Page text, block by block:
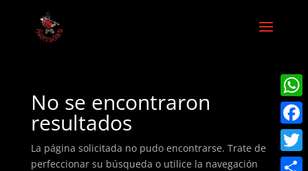
No se encontraron
resultados
La página solicitada no pudo encontrarse. Trate de
perfeccionar su búsqueda o utilice la navegación